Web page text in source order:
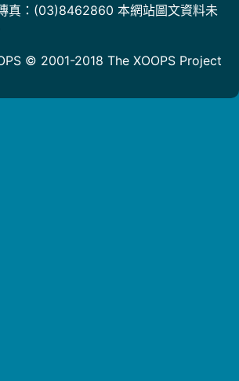
：(03)8462860 本網站圖文資料未
© 2001-2018 The XOOPS Project